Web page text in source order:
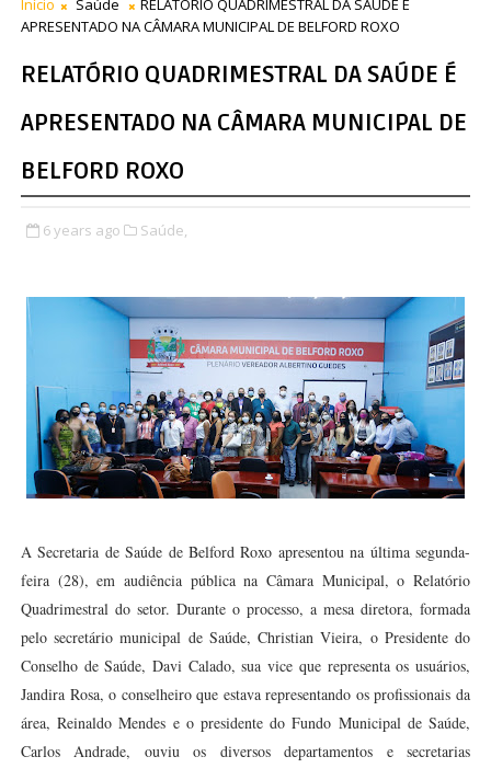
Início Saúde
RELATÓRIO QUADRIMESTRAL DA SAÚDE É
APRESENTADO NA CÂMARA MUNICIPAL DE BELFORD ROXO
RELATÓRIO QUADRIMESTRAL DA SAÚDE É
APRESENTADO NA CÂMARA MUNICIPAL DE
BELFORD ROXO
6 years ago Saúde,
A Secretaria de Saúde de Belford Roxo apresentou na última segunda-
feira (28), em audiência pública na Câmara Municipal, o Relatório
Quadrimestral do setor. Durante o processo, a mesa diretora, formada
pelo secretário municipal de Saúde, Christian Vieira, o Presidente do
Conselho de Saúde, Davi Calado, sua vice que representa os usuários,
Jandira Rosa, o conselheiro que estava representando os profissionais da
área, Reinaldo Mendes e o presidente do Fundo Municipal de Saúde,
Carlos Andrade, ouviu os diversos departamentos e secretarias